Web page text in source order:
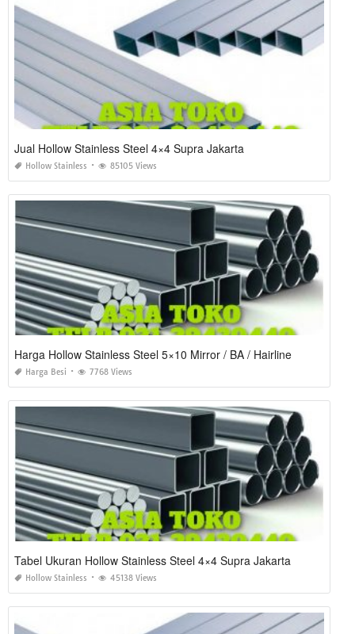
Jual Hollow Stainless Steel 4×4 Supra Jakarta
Hollow Stainless 85105 Views
Harga Hollow Stainless Steel 5×10 Mirror / BA / Hairline
Harga Besi 7768 Views
Tabel Ukuran Hollow Stainless Steel 4×4 Supra Jakarta
Hollow Stainless 45138 Views